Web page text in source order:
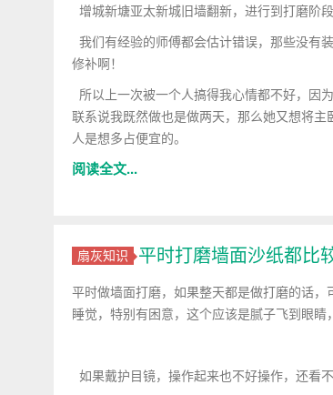
增城新塘亚太新城旧墙翻新，进行到打磨阶段
我们有经验的师傅都会估计错误，那些没有
修补啊！
所以上一次被一个人搞得我心情都不好，因
联系说我既然做也是做两天，那么她又想将
人是想多占便宜的。
阅读全文...
扇灰知识 平时打磨墙面沙纸都比
平时做墙面打磨，如果整天都是做打磨的话
睡觉，特别有困意，这个应该是腻子飞到眼睛
如果戴护目镜，操作起来也不好操作，还看不